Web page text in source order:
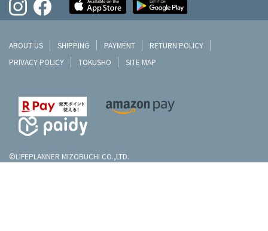
ABOUT US SHIPPING PAYMENT
RETURN POLICY
PRIVACY POLICY
TOKUSHO SITE MAP
©LIFEPLANNER MIZOBUCHI CO.,LTD.